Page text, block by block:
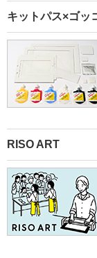
キットパス×ゴッ
RISO ART